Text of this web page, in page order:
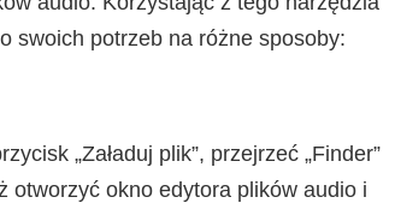
swoich potrzeb na różne sposoby:
„Załaduj plik”, przejrzeć „Finder”
otworzyć okno edytora plików audio i